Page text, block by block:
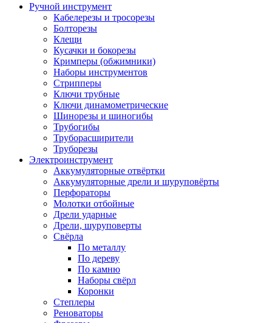
Ручной инструмент
Кабелерезы и тросорезы
Болторезы
Клещи
Кусачки и бокорезы
Кримперы (обжимники)
Наборы инструментов
Стрипперы
Ключи трубные
Ключи динамометрические
Шинорезы и шиногибы
Трубогибы
Труборасширители
Труборезы
Электроинструмент
Аккумуляторные отвёртки
Аккумуляторные дрели и шуруповёрты
Перфораторы
Молотки отбойные
Дрели ударные
Дрели, шуруповерты
Свёрла
По металлу
По дереву
По камню
Наборы свёрл
Коронки
Степлеры
Реноваторы